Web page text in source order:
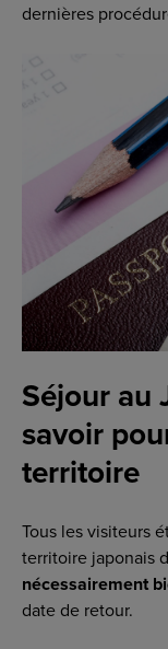
dernières
Séjour au
savoir
territoire
Tous les visiteurs
territoire japonais
nécessairement
date de retour.